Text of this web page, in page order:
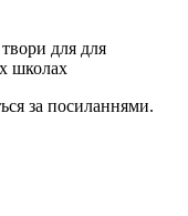
для для
школах
за посиланнями.